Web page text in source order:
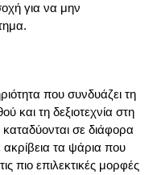
για να μην
που συνδυάζει τη
και τη δεξιοτεχνία στη
σε διάφορα
τα ψάρια που
πιο επιλεκτικές μορφές